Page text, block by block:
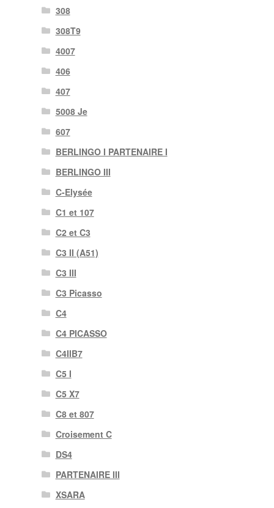
308
308T9
4007
406
407
5008 Je
607
BERLINGO I PARTENAIRE I
BERLINGO III
C-Elysée
C1 et 107
C2 et C3
C3 II (A51)
C3 III
C3 Picasso
C4
C4 PICASSO
C4IIB7
C5 I
C5 X7
C8 et 807
Croisement C
DS4
PARTENAIRE III
XSARA